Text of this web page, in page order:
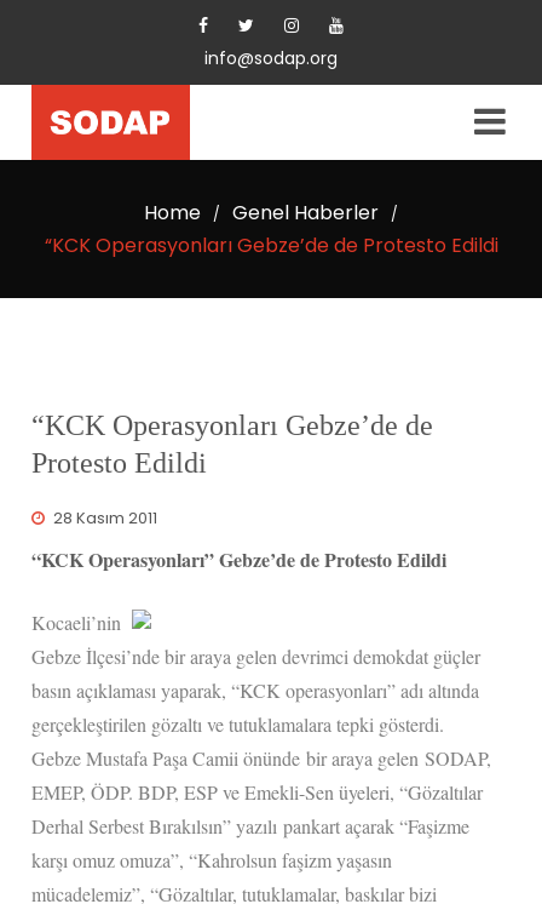
info@sodap.org
Home / Genel Haberler /
“KCK Operasyonları Gebze’de de Protesto Edildi
“KCK Operasyonları Gebze’de de
Protesto Edildi
28 Kasım 2011
“KCK Operasyonları” Gebze’de de Protesto Edildi
Kocaeli’nin
Gebze İlçesi’nde bir araya gelen devrimci demokdat güçler
basın açıklaması yaparak, “KCK operasyonları” adı altında
gerçekleştirilen gözaltı ve tutuklamalara tepki gösterdi.
Gebze Mustafa Paşa Camii önünde bir araya gelen SODAP,
EMEP, ÖDP. BDP, ESP ve Emekli-Sen üyeleri, “Gözaltılar
Derhal Serbest Bırakılsın” yazılı pankart açarak “Faşizme
karşı omuz omuza”, “Kahrolsun faşizm yaşasın
mücadelemiz”, “Gözaltılar, tutuklamalar, baskılar bizi